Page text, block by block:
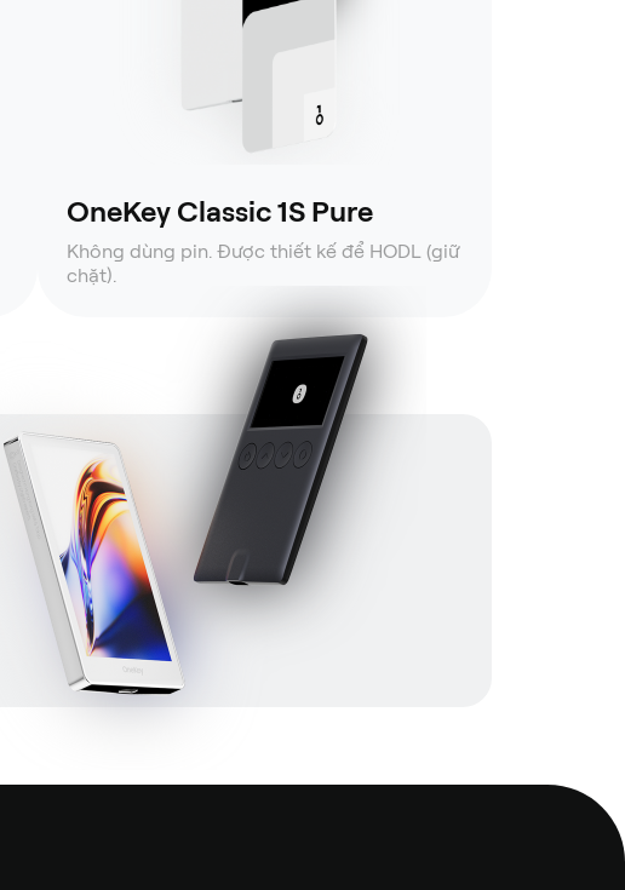
OneKey Classic 1S Pure
Không dùng pin. Được thiết kế để HODL (giữ
chặt).